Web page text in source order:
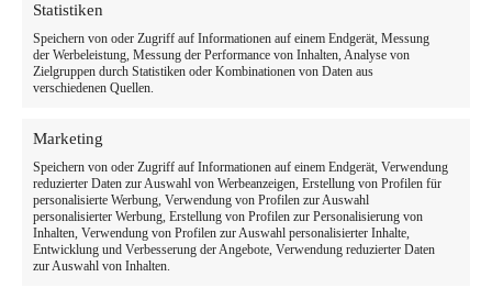
Statistiken
Speichern von oder Zugriff auf Informationen auf einem Endgerät, Messung
der Werbeleistung, Messung der Performance von Inhalten, Analyse von
Zielgruppen durch Statistiken oder Kombinationen von Daten aus
verschiedenen Quellen.
Marketing
Speichern von oder Zugriff auf Informationen auf einem Endgerät, Verwendung
reduzierter Daten zur Auswahl von Werbeanzeigen, Erstellung von Profilen für
personalisierte Werbung, Verwendung von Profilen zur Auswahl
personalisierter Werbung, Erstellung von Profilen zur Personalisierung von
Inhalten, Verwendung von Profilen zur Auswahl personalisierter Inhalte,
Entwicklung und Verbesserung der Angebote, Verwendung reduzierter Daten
zur Auswahl von Inhalten.
Bleaching ab 199 €. Jetzt Beratungstermin bei mydent Oberhausen
buchen!